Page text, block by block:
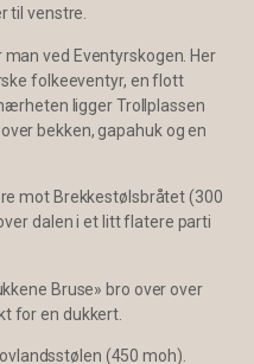
til venstre.
ved Eventyrskogen. Her
folkeeventyr, en flott
ligger Trollplassen
bekken, gapahuk og en
mot Brekkestølsbråtet (300
dalen i et litt flatere parti
Bruse» bro over over
for en dukkert.
(450 moh).